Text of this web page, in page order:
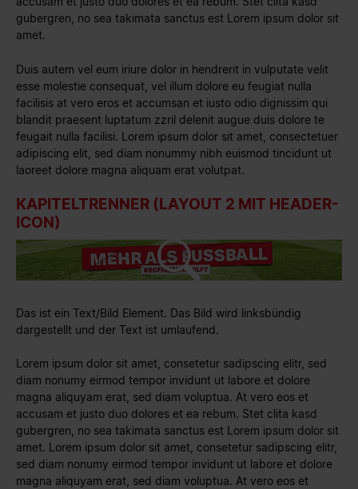
gubergren, no sea takimata sanctus est Lorem ipsum dolor sit
amet.
Duis autem vel eum iriure dolor in hendrerit in vulputate velit
esse molestie consequat, vel illum dolore eu feugiat nulla
facilisis at vero eros et accumsan et iusto odio dignissim qui
blandit praesent luptatum zzril delenit augue duis dolore te
feugait nulla facilisi. Lorem ipsum dolor sit amet, consectetuer
adipiscing elit, sed diam nonummy nibh euismod tincidunt ut
laoreet dolore magna aliquam erat volutpat.
KAPITELTRENNER (LAYOUT 2 MIT HEADER-
ICON)
Das ist ein Text/Bild Element. Das Bild wird linksbündig
dargestellt und der Text ist umlaufend.
Lorem ipsum dolor sit amet, consetetur sadipscing elitr, sed
diam nonumy eirmod tempor invidunt ut labore et dolore
magna aliquyam erat, sed diam voluptua. At vero eos et
accusam et justo duo dolores et ea rebum. Stet clita kasd
gubergren, no sea takimata sanctus est Lorem ipsum dolor sit
amet. Lorem ipsum dolor sit amet, consetetur sadipscing elitr,
sed diam nonumy eirmod tempor invidunt ut labore et dolore
magna aliquyam erat, sed diam voluptua. At vero eos et